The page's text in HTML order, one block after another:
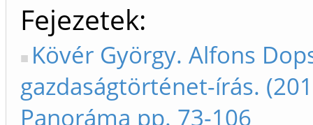
Fejezetek
Kövér György. Alfons
gazdaságtörténet-írás.
Panoráma pp. 73-106